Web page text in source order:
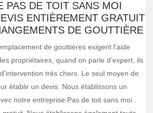
PAS DE TOIT SANS MOI
ENTIÈREMENT GRATUIT
DE GOUTTIÈRE
de gouttières exigent l'aide
propriétaires, quand on parle d’expert, ils
très chers. Le seul moyen de
établir un devis. Nous établissons un
notre entreprise Pas de toit sans moi .